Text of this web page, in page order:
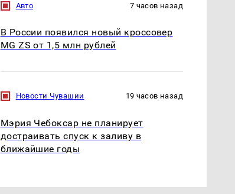
Авто 7 часов назад
В России появился новый кроссовер
MG ZS от 1,5 млн рублей
Новости Чувашии 19 часов назад
Мэрия Чебоксар не планирует
достраивать спуск к заливу в
ближайшие годы